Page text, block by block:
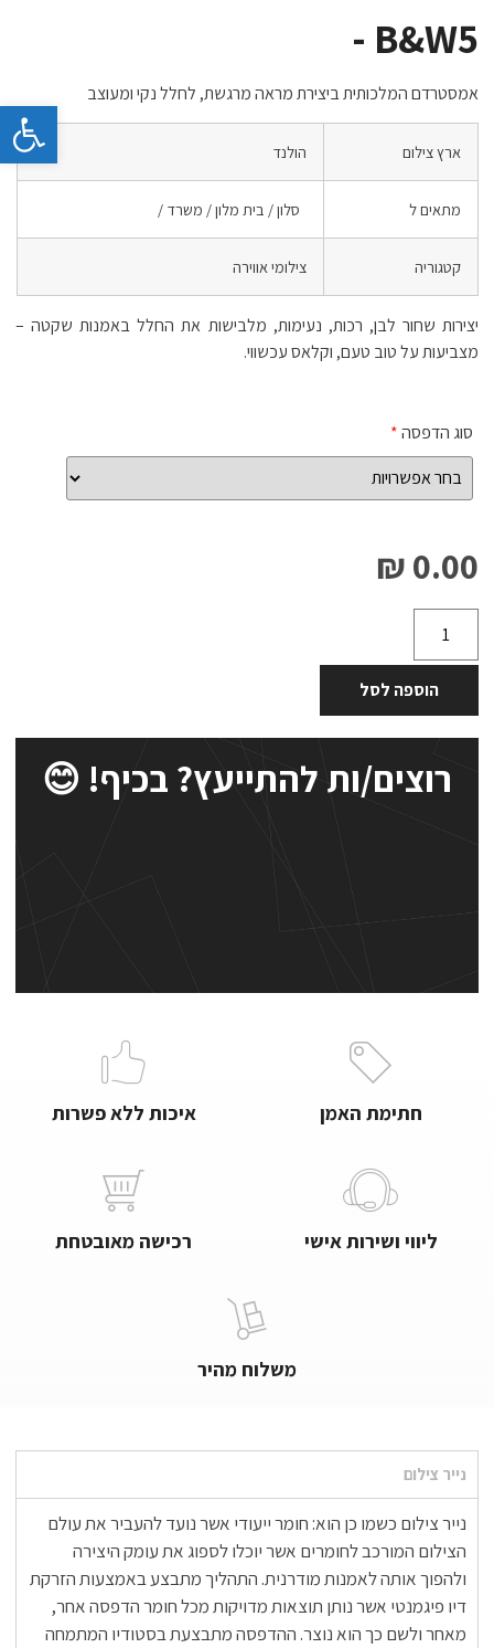
B&W5 -
אמסטרדם המלכותית ביצירת מראה מרגשת, לחלל נקי ומעוצב
ארץ צילום הולנד
מתאים ל סלון / בית מלון / משרד /
קטגוריה צילומי אווירה
יצירות שחור לבן, רכות, נעימות, מלבישות את החלל באמנות שקטה –
מצביעות על טוב טעם, וקלאס עכשווי.
סוג הדפסה*
0.00 ₪
הוספה לסל
רוצים/ות להתייעץ? בכיף! 😊
חתימת האמן איכות ללא פשרות
ליווי ושירות אישי רכישה מאובטחת
משלוח מהיר
נייר צילום
נייר צילום כשמו כן הוא: חומר ייעודי אשר נועד להעביר את עולם
הצילום המורכב לחומרים אשר יוכלו לספוג את עומק היצירה
ולהפוך אותה לאמנות מודרנית. התהליך מתבצע באמצעות הזרקת
דיו פיגמנטי אשר נותן תוצאות מדויקות מכל חומר הדפסה אחר,
מאחר ולשם כך הוא נוצר. ההדפסה מתבצעת בסטודיו המתמחה